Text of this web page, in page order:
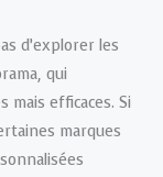
d’explorer les
qui
efficaces. Si
marques